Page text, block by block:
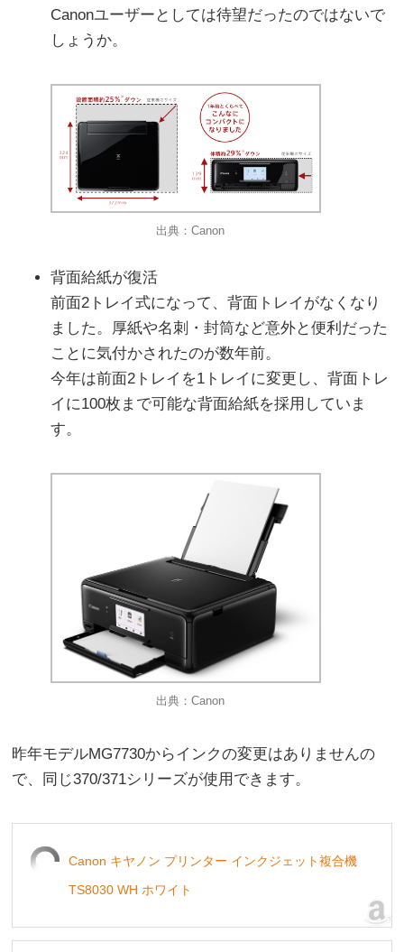
Canonユーザーとしては待望だったのではないで
しょうか。
出典：Canon
背面給紙が復活
前面2トレイ式になって、背面トレイがなくなり
ました。厚紙や名刺・封筒など意外と便利だった
ことに気付かされたのが数年前。
今年は前面2トレイを1トレイに変更し、背面トレ
イに100枚まで可能な背面給紙を採用していま
す。
出典：Canon
昨年モデルMG7730からインクの変更はありませんの
で、同じ370/371シリーズが使用できます。
Canon キヤノン プリンター インクジェット複合機
TS8030 WH ホワイト